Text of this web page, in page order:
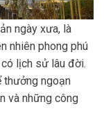
ngày xưa, là
nhiên phong phú
lịch sử lâu đời.
thưởng ngoạn
và những công